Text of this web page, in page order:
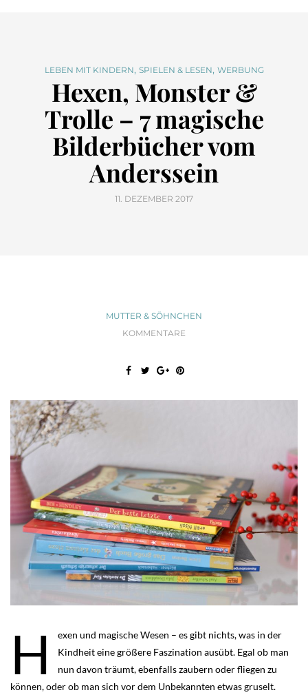
LEBEN MIT KINDERN, SPIELEN & LESEN, WERBUNG
Hexen, Monster &
Trolle – 7 magische
Bilderbücher vom
Anderssein
11. DEZEMBER 2017
MUTTER & SÖHNCHEN
KOMMENTARE
H
exen und magische Wesen – es gibt nichts, was in der
Kindheit eine größere Faszination ausübt. Egal ob man
nun davon träumt, ebenfalls zaubern oder fliegen zu
können, oder ob man sich vor dem Unbekannten etwas gruselt.